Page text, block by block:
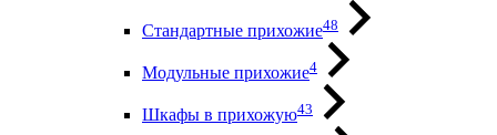
Стандартные прихожие48
Модульные прихожие4
Шкафы в прихожую43